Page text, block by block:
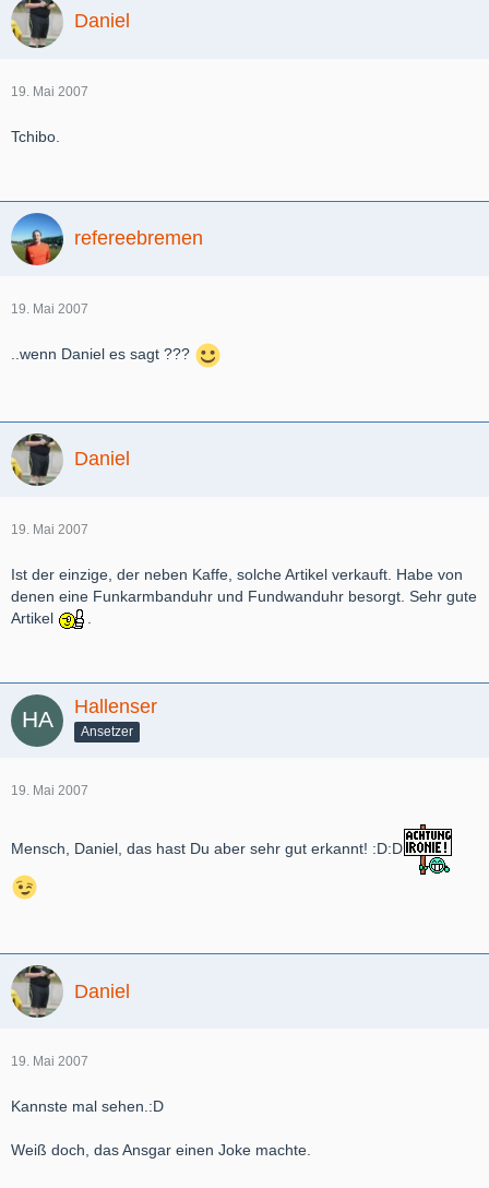
Daniel
19. Mai 2007
Tchibo.
refereebremen
19. Mai 2007
..wenn Daniel es sagt ???
Daniel
19. Mai 2007
Ist der einzige, der neben Kaffe, solche Artikel verkauft. Habe von
denen eine Funkarmbanduhr und Fundwanduhr besorgt. Sehr gute
Artikel
Hallenser
Ansetzer
19. Mai 2007
Mensch, Daniel, das hast Du aber sehr gut erkannt! :D:D
Daniel
19. Mai 2007
Kannste mal sehen.:D
Weiß doch, das Ansgar einen Joke machte.